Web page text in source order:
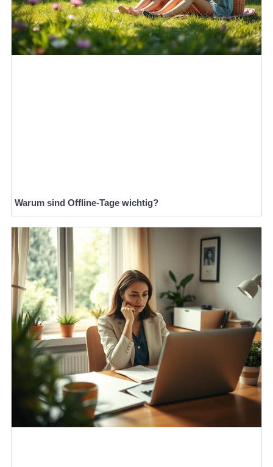
Warum sind Offline-Tage wichtig?